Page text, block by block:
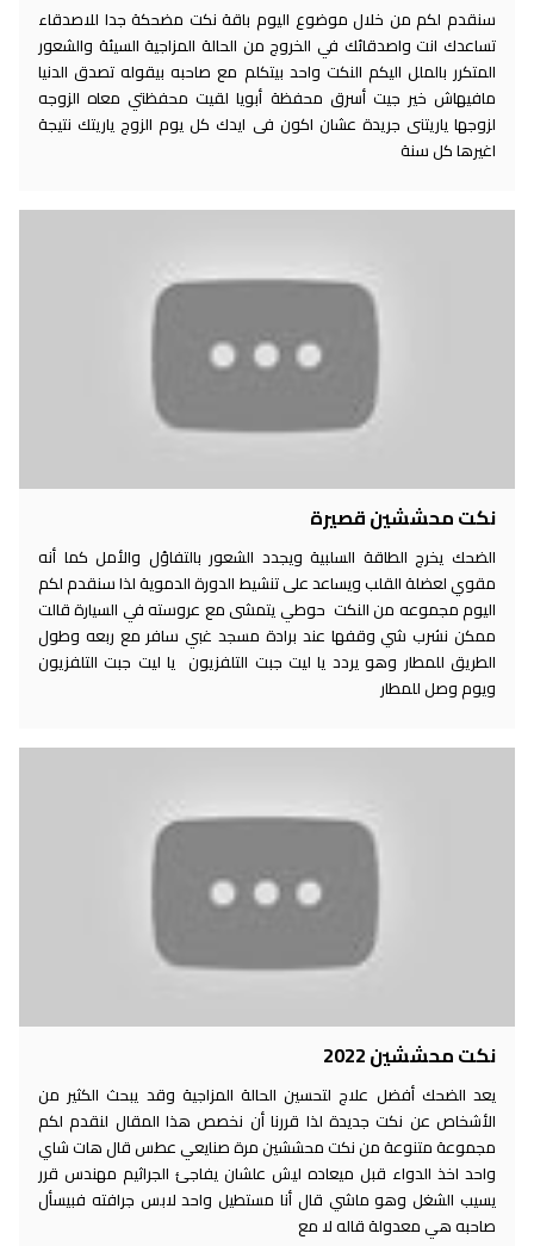
سنقدم لكم من خلال موضوع اليوم باقة نكت مضحكة جدا للاصدقاء
تساعدك انت واصدقائك في الخروج من الحالة المزاجية السيئة والشعور
المتكرر بالملل اليكم النكت واحد بيتكلم مع صاحبه بيقوله تصدق الدنيا
مافيهاش خير جيت أسرق محفظة أبويا لقيت محفظتي معاه الزوجه
لزوجها ياريتنى جريدة عشان اكون فى ايدك كل يوم الزوج ياريتك نتيجة
اغيرها كل سنة
نكت محششين قصيرة
الضحك يخرج الطاقة السلبية ويجدد الشعور بالتفاؤل والأمل كما أنه
مقوي لعضلة القلب ويساعد على تنشيط الدورة الدموية لذا سنقدم لكم
اليوم مجموعه من النكت حوطي يتمشى مع عروسته في السيارة قالت
ممكن نشرب شي وقفها عند برادة مسجد غبي سافر مع ربعه وطول
الطريق للمطار وهو يردد يا ليت جبت التلفزيون يا ليت جبت التلفزيون
ويوم وصل للمطار
نكت محششين 2022
يعد الضحك أفضل علاج لتحسين الحالة المزاجية وقد يبحث الكثير من
الأشخاص عن نكت جديدة لذا قررنا أن نخصص هذا المقال لنقدم لكم
مجموعة متنوعة من نكت محششين مرة صنايعي عطس قال هات شاي
واحد اخذ الدواء قبل ميعاده ليش علشان يفاجئ الجراثيم مهندس قرر
يسيب الشغل وهو ماشي قال أنا مستطيل واحد لابس جرافته فبيسأل
صاحبه هي معدولة قاله لا مع